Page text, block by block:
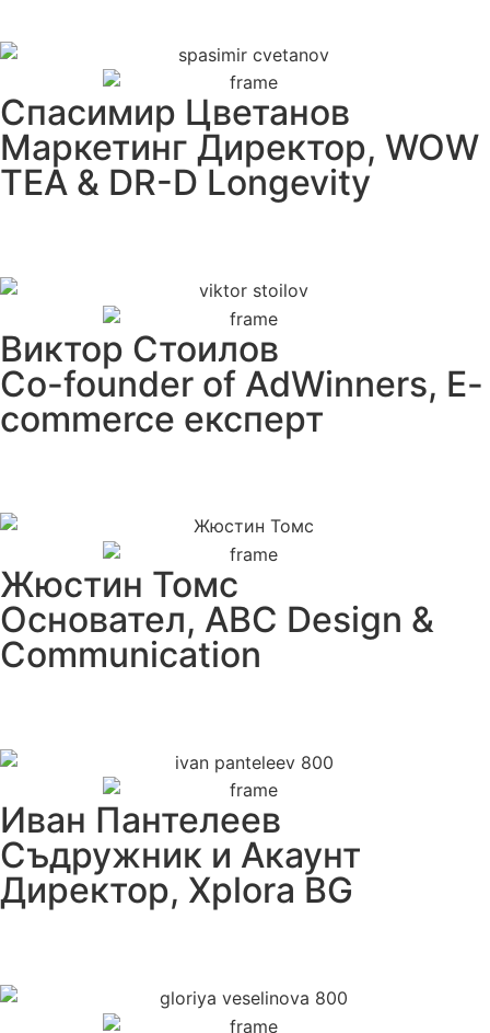
Спасимир Цветанов
Маркетинг Директор, WOW
TEA & DR-D Longevity
Виктор Стоилов
Co-founder of AdWinners, E-
commerce експерт
Жюстин Томс
Основател, ABC Design &
Communication
Иван Пантелеев
Съдружник и Акаунт
Директор, Xplora BG